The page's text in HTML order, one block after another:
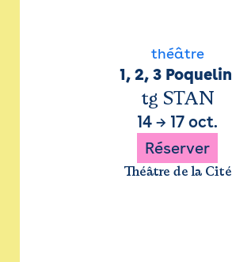
théâtre
1, 2, 3 Poquelin
tg STAN
14 → 17 oct.
Réserver
Théâtre de la Cité